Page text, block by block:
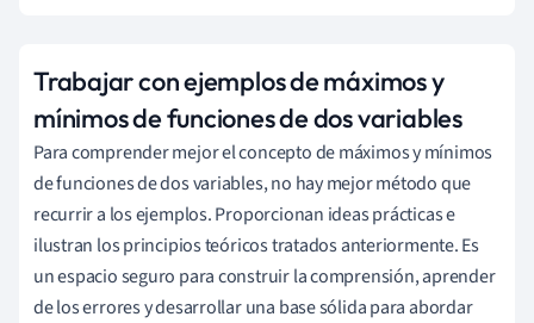
Trabajar con ejemplos de máximos y
mínimos de funciones de dos variables
Para comprender mejor el concepto de máximos y mínimos
de funciones de dos variables, no hay mejor método que
recurrir a los ejemplos. Proporcionan ideas prácticas e
ilustran los principios teóricos tratados anteriormente. Es
un espacio seguro para construir la comprensión, aprender
de los errores y desarrollar una base sólida para abordar